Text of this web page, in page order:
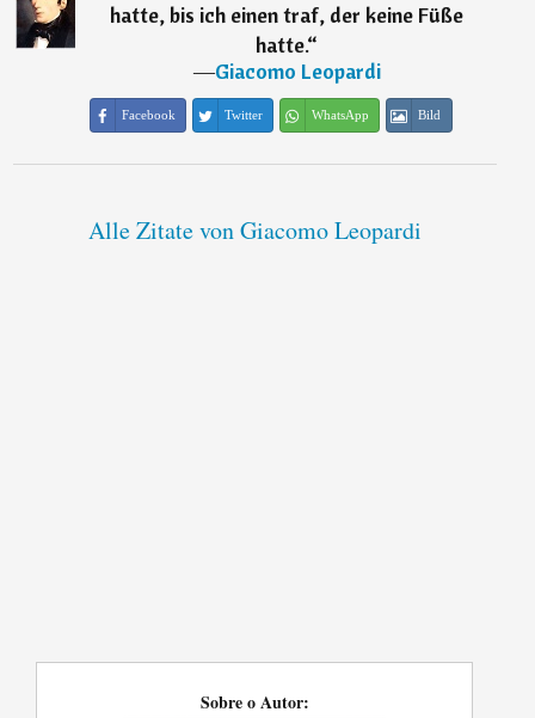
hatte, bis ich einen traf, der keine Füße
hatte.“
―Giacomo Leopardi
Facebook Twitter WhatsApp Bild
Alle Zitate von Giacomo Leopardi
Sobre o Autor: